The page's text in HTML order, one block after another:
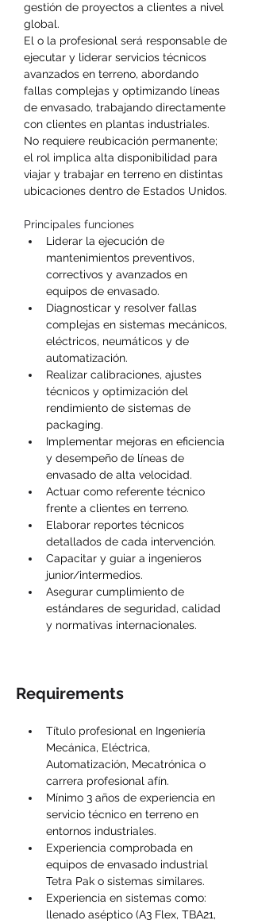
gestión de proyectos a clientes a nivel
global.
El o la profesional será responsable de
ejecutar y liderar servicios técnicos
avanzados en terreno, abordando
fallas complejas y optimizando líneas
de envasado, trabajando directamente
con clientes en plantas industriales.
No requiere reubicación permanente;
el rol implica alta disponibilidad para
viajar y trabajar en terreno en distintas
ubicaciones dentro de Estados Unidos.
Principales funciones
Liderar la ejecución de
mantenimientos preventivos,
correctivos y avanzados en
equipos de envasado.
Diagnosticar y resolver fallas
complejas en sistemas mecánicos,
eléctricos, neumáticos y de
automatización.
Realizar calibraciones, ajustes
técnicos y optimización del
rendimiento de sistemas de
packaging.
Implementar mejoras en eficiencia
y desempeño de líneas de
envasado de alta velocidad.
Actuar como referente técnico
frente a clientes en terreno.
Elaborar reportes técnicos
detallados de cada intervención.
Capacitar y guiar a ingenieros
junior/intermedios.
Asegurar cumplimiento de
estándares de seguridad, calidad
y normativas internacionales.
Requirements
Título profesional en Ingeniería
Mecánica, Eléctrica,
Automatización, Mecatrónica o
carrera profesional afín.
Mínimo 3 años de experiencia en
servicio técnico en terreno en
entornos industriales.
Experiencia comprobada en
equipos de envasado industrial
Tetra Pak o sistemas similares.
Experiencia en sistemas como:
llenado aséptico (A3 Flex, TBA21,